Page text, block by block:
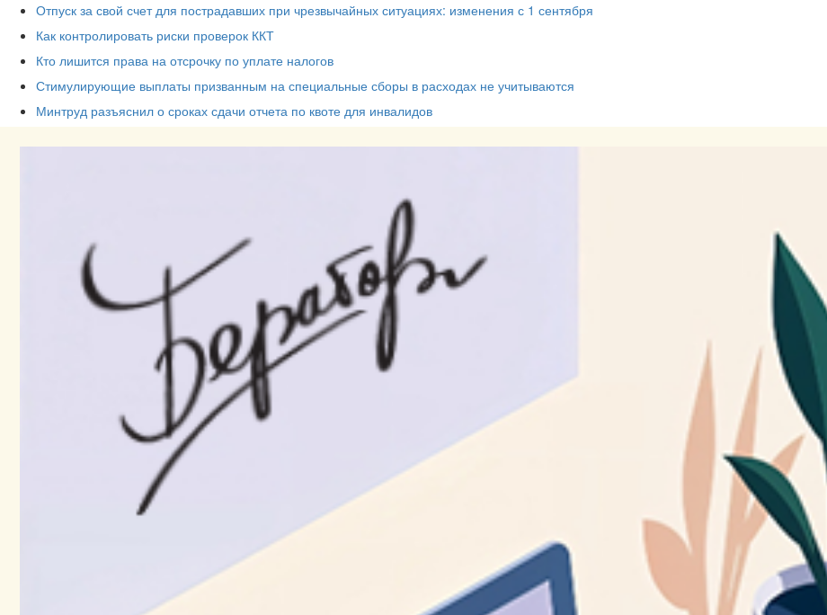
Отпуск за свой счет для пострадавших при чрезвычайных ситуациях: изменения с 1 сентября
Как контролировать риски проверок ККТ
Кто лишится права на отсрочку по уплате налогов
Стимулирующие выплаты призванным на специальные сборы в расходах не учитываются
Минтруд разъяснил о сроках сдачи отчета по квоте для инвалидов